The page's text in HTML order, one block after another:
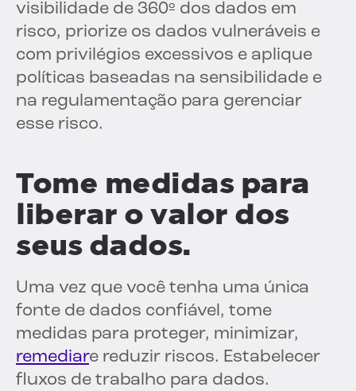
visibilidade de 360º dos dados em
risco, priorize os dados vulneráveis e
com privilégios excessivos e aplique
políticas baseadas na sensibilidade e
na regulamentação para gerenciar
esse risco.
Tome medidas para
liberar o valor dos
seus dados.
Uma vez que você tenha uma única
fonte de dados confiável, tome
medidas para proteger, minimizar,
remediare reduzir riscos. Estabelecer
fluxos de trabalho para dados.